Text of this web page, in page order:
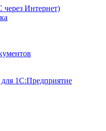
Интернет)
для 1С:Предприятие